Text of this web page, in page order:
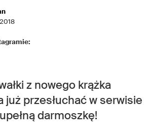
z nowego krążka
już przesłuchać w serwisie
darmoszkę!